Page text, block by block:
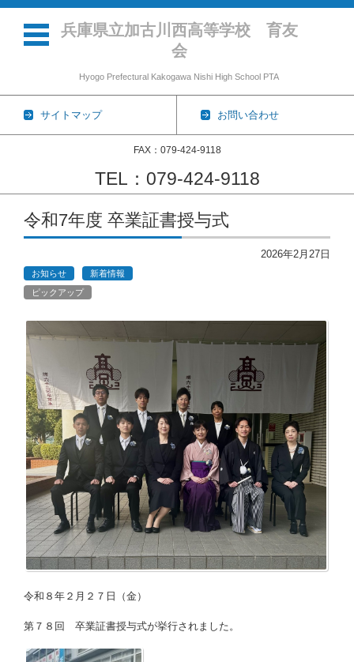
兵庫県立加古川西高等学校 育友
会
Hyogo Prefectural Kakogawa Nishi High School PTA
サイトマップ お問い合わせ
FAX：079-424-9118
TEL：079-424-9118
コンテンツに移動
令和7年度 卒業証書授与式
2026年2月27日
お知らせ
新着情報
ピックアップ
令和８年２月２７日（金）
第７８回 卒業証書授与式が挙行されました。